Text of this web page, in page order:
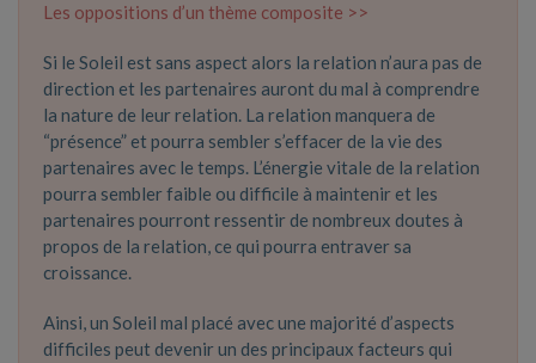
Les oppositions d’un thème composite >>
Si le Soleil est sans aspect alors la relation n’aura pas de
direction et les partenaires auront du mal à comprendre
la nature de leur relation. La relation manquera de
“présence” et pourra sembler s’effacer de la vie des
partenaires avec le temps. L’énergie vitale de la relation
pourra sembler faible ou difficile à maintenir et les
partenaires pourront ressentir de nombreux doutes à
propos de la relation, ce qui pourra entraver sa
croissance.
Ainsi, un Soleil mal placé avec une majorité d’aspects
difficiles peut devenir un des principaux facteurs qui